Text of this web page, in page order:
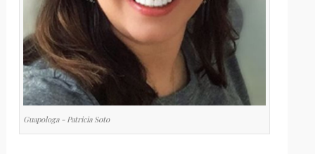
Guapologa - Patricia Soto